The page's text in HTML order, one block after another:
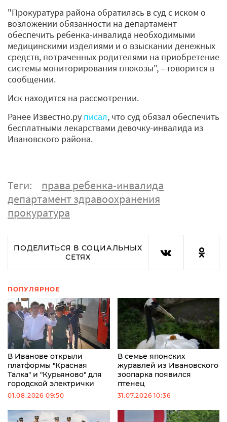
"Прокуратура района обратилась в суд с иском о
возложении обязанности на департамент
обеспечить ребенка-инвалида необходимыми
медицинскими изделиями и о взыскании денежных
средств, потраченных родителями на приобретение
системы мониторирования глюкозы", – говорится в
сообщении.
Иск находится на рассмотрении.
Ранее Известно.ру писал, что суд обязал обеспечить
бесплатными лекарствами девочку-инвалида из
Ивановского района.
Теги:
права ребенка-инвалида
департамент здравоохранения
прокуратура
ПОДЕЛИТЬСЯ В СОЦИАЛЬНЫХ
СЕТЯХ
ПОПУЛЯРНОЕ
В Иванове открыли
платформы "Красная
Талка" и "Курьяново" для
городской электрички
01.08.2026 09:50
В семье японских
журавлей из Ивановского
зоопарка появился
птенец
31.07.2026 10:36